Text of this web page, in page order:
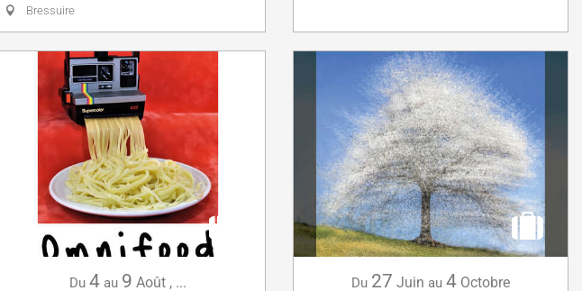
Bressuire
Du 4 au 9 Août , ... Du 27 Juin au 4 Octobre